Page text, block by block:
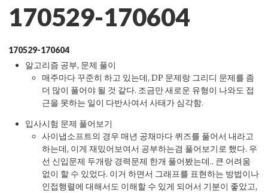
170529-170604
170529-170604
알고리즘 공부, 문제 풀이
매주마다 꾸준히 하고 있는데, DP 문제랑 그리디 문제를 좀
더 많이 풀어야 될 것 같다. 조금만 새로운 유형이 나와도 접
근을 못하는 일이 다반사여서 사태가 심각함.
입사시험 문제 풀어보기
사이냅소프트의 경우 매년 공채마다 퀴즈를 풀어서 내라고
하는데, 이게 재밌어보여서 공부하는겸 풀어보기로 했다. 우
선 신입문제 두개랑 경력문제 한개 풀어봤는데.. 큰 어려움
없이 할 수 있었다. 이거 하면서 그래프를 표현하는 방법이나
인접행렬에 대해서도 이해할 수 있게 되어서 기분이 좋았고,